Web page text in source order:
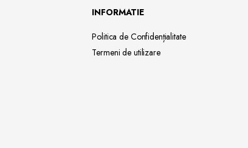
INFORMATIE
Politica de Confidențialitate
Termeni de utilizare